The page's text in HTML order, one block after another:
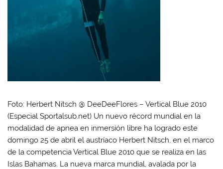
Foto: Herbert Nitsch @ DeeDeeFlores – Vertical Blue 2010
(Especial Sportalsub.net) Un nuevo récord mundial en la
modalidad de apnea en inmersión libre ha logrado este
domingo 25 de abril el austríaco Herbert Nitsch, en el marco
de la competencia Vertical Blue 2010 que se realiza en las
Islas Bahamas. La nueva marca mundial, avalada por la